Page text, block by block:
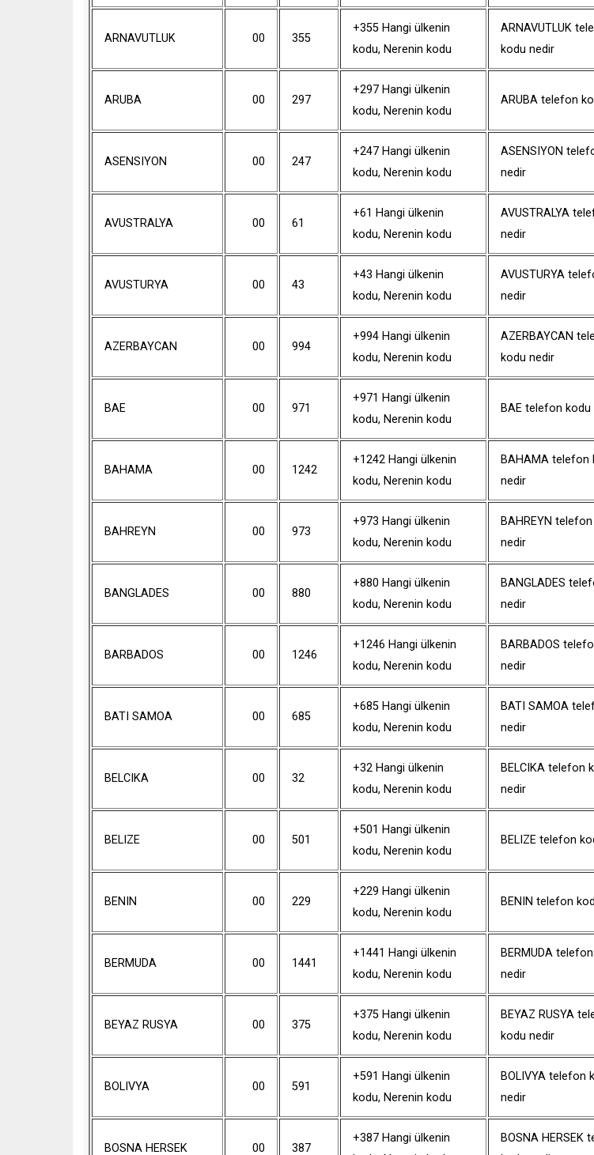
ARNAVUTLUK 00 355
+355 Hangi ülkenin
kodu, Nerenin kodu
ARNAVUTLUK
kodu nedir
ARUBA 00 297
+297 Hangi ülkenin
kodu, Nerenin kodu
ARUBA telefon
ASENSIYON 00 247
+247 Hangi ülkenin
kodu, Nerenin kodu
ASENSIYON
nedir
AVUSTRALYA 00 61
+61 Hangi ülkenin
kodu, Nerenin kodu
AVUSTRALYA
nedir
AVUSTURYA 00 43
+43 Hangi ülkenin
kodu, Nerenin kodu
AVUSTURYA
nedir
AZERBAYCAN 00 994
+994 Hangi ülkenin
kodu, Nerenin kodu
AZERBAYCAN
kodu nedir
BAE 00 971
+971 Hangi ülkenin
kodu, Nerenin kodu
BAE telefon kodu
BAHAMA 00 1242
+1242 Hangi ülkenin
kodu, Nerenin kodu
BAHAMA telefon
nedir
BAHREYN 00 973
+973 Hangi ülkenin
kodu, Nerenin kodu
BAHREYN
nedir
BANGLADES 00 880
+880 Hangi ülkenin
kodu, Nerenin kodu
BANGLADES
nedir
BARBADOS 00 1246
+1246 Hangi ülkenin
kodu, Nerenin kodu
BARBADOS
nedir
BATI SAMOA 00 685
+685 Hangi ülkenin
kodu, Nerenin kodu
BATI SAMOA
nedir
BELCIKA 00 32
+32 Hangi ülkenin
kodu, Nerenin kodu
BELCIKA telefon
nedir
BELIZE 00 501
+501 Hangi ülkenin
kodu, Nerenin kodu
BELIZE telefon
BENIN 00 229
+229 Hangi ülkenin
kodu, Nerenin kodu
BENIN telefon
BERMUDA 00 1441
+1441 Hangi ülkenin
kodu, Nerenin kodu
BERMUDA
nedir
BEYAZ RUSYA 00 375
+375 Hangi ülkenin
kodu, Nerenin kodu
BEYAZ RUSYA
kodu nedir
BOLIVYA 00 591
+591 Hangi ülkenin
kodu, Nerenin kodu
BOLIVYA telefon
nedir
BOSNA HERSEK 00 387
+387 Hangi ülkenin
BOSNA HERSEK